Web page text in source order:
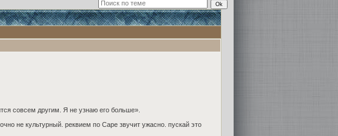
совсем другим. Я не узнаю его больше».
не культурный. реквием по Саре звучит ужасно. пускай это